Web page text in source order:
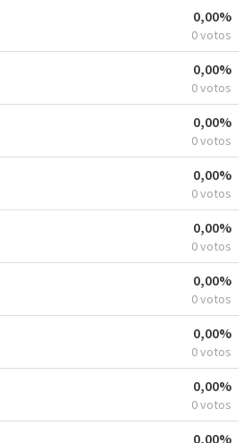
0,00%
0 votos
0,00%
0 votos
0,00%
0 votos
0,00%
0 votos
0,00%
0 votos
0,00%
0 votos
0,00%
0 votos
0,00%
0 votos
0,00%